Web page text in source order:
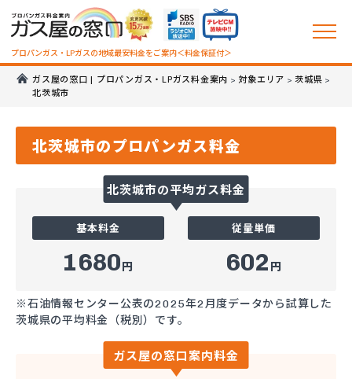
プロパンガス・LPガスの地域最安料金をご案内＜料金保証付＞
ガス屋の窓口 | プロパンガス・LPガス料金案内 > 対象エリア > 茨城県 >
北茨城市
北茨城市のプロパンガス料金
北茨城市の平均ガス料金
基本料金
1680円
従量単価
602 円
※石油情報センター公表の2025年2月度データから試算した
茨城県の平均料金（税別）です。
ガス屋の窓口案内料金